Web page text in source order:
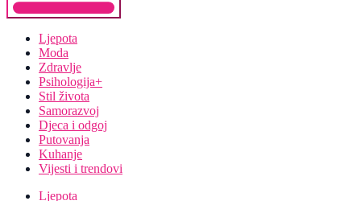
Ljepota
Moda
Zdravlje
Psihologija+
Stil života
Samorazvoj
Djeca i odgoj
Putovanja
Kuhanje
Vijesti i trendovi
Ljepota